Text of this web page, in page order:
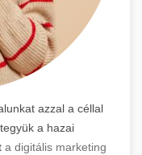
azzal a céllal
a hazai
a digitális marketing